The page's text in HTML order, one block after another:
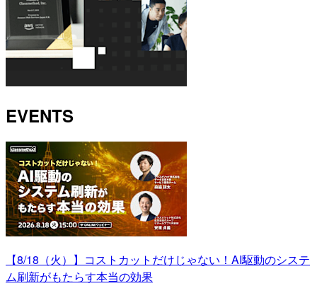
EVENTS
【8/18（火）】コストカットだけじゃない！AI駆動のシステ
ム刷新がもたらす本当の効果